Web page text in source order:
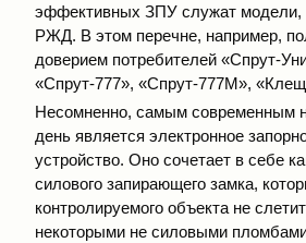
эффективных ЗПУ служат модели,
РЖД. В этом перечне, например,
доверием потребителей «Спрут-
«Спрут-777», «Спрут-777М»,
Несомненно, самым современным
день является электронное
устройство. Оно сочетает в себе
силового запирающего замка,
контролируемого объекта не
некоторыми не силовыми